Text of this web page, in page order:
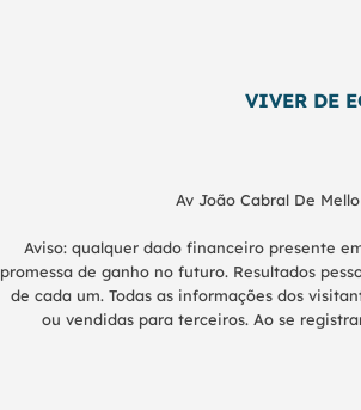
VIVER DE
Av João Cabral De
Aviso: qualquer dado financeiro presente
promessa de ganho no futuro. Resultados
de cada um. Todas as informações dos
ou vendidas para terceiros. Ao se